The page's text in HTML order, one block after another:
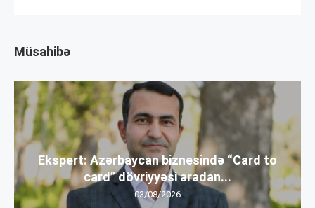
Müsahibə
Ekspert: Azərbaycan biznesində “Card to
card” dövriyyəsi aradan...
03/08/2026